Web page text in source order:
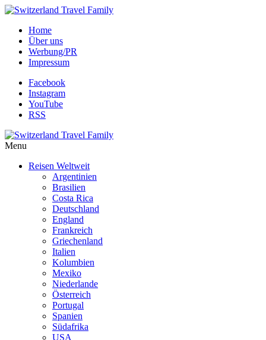
Home
Über uns
Werbung/PR
Impressum
Facebook
Instagram
YouTube
RSS
Menu
Reisen Weltweit
Argentinien
Brasilien
Costa Rica
Deutschland
England
Frankreich
Griechenland
Italien
Kolumbien
Mexiko
Niederlande
Österreich
Portugal
Spanien
Südafrika
USA